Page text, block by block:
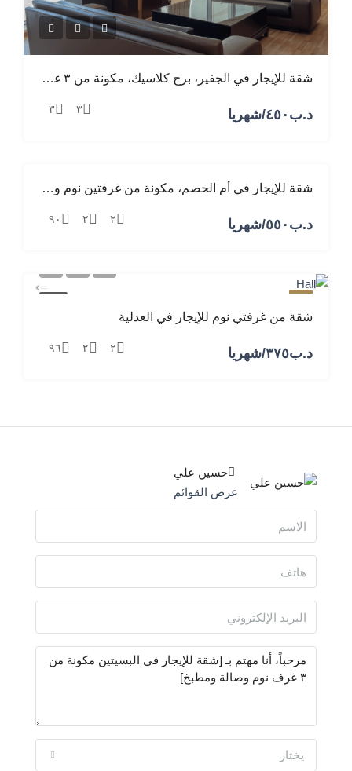
شقة للإيجار في الجفير، برج كلاسيك، مكونة من ٣ غرف نوم، وصالة، ومطبخ
د.ب‎٤٥٠/شهريا ٣ ٣
مميز للإيجارشقة للإيجار في أم الحصم، مكونة من غرفتين نوم وصالة ومطبخ
د.ب‎٥٥٠/شهريا ٢ ٢ ٩٠
مميز
شقة من غرفتي نوم للإيجار في العدلية
د.ب‎٣٧٥/شهريا ٢ ٢ ٩٦
حسين علي
عرض القوائم
يختار